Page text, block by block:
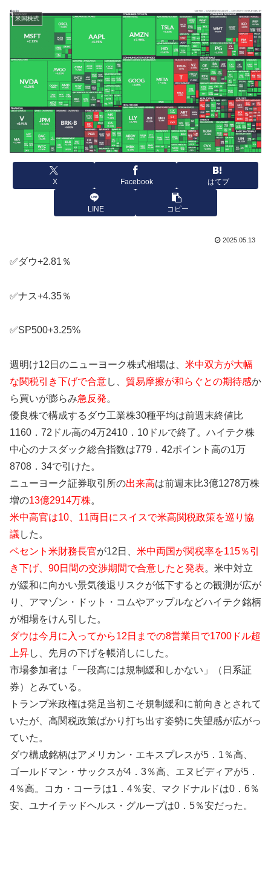
米国株式
X Facebook はてブ
LINE コピー
2025.05.13
✅ダウ+2.81％
✅ナス+4.35％
✅SP500+3.25%
週明け12日のニューヨーク株式相場は、 米中双方が大幅
な関税引き下げで合意し、 貿易摩擦が和らぐとの期待感か
ら買いが膨らみ急反発。
優良株で構成するダウ工業株30種平均は前週末終値比
1160．72ドル高の4万2410．10ドルで終了。ハイテク株
中心のナスダック総合指数は779．42ポイント高の1万
8708．34で引けた。
ニューヨーク証券取引所の出来高は前週末比3億1278万株
増の13億2914万株。
米中高官は10、11両日にスイスで米高関税政策を巡り協
議 した。
ベセント米財務長官が12日、 米中両国が関税率を115％引
き下げ、90日間の交渉期間で合意したと発表。米中対立
が緩和に向かい景気後退リスクが低下するとの観測が広が
り、アマゾン・ドット・コムやアップルなどハイテク銘柄
が相場をけん引した。
ダウは今月に入ってから12日までの8営業日で1700ドル超
上昇し、先月の下げを帳消しにした。
市場参加者は「一段高には規制緩和しかない」（日系証
券）とみている。
トランプ米政権は発足当初こそ規制緩和に前向きとされて
いたが、高関税政策ばかり打ち出す姿勢に失望感が広がっ
ていた。
ダウ構成銘柄はアメリカン・エキスプレスが5．1％高、
ゴールドマン・サックスが4．3％高、エヌビディアが5．
4％高。コカ・コーラは1．4％安、マクドナルドは0．6％
安、ユナイテッドヘルス・グループは0．5％安だった。